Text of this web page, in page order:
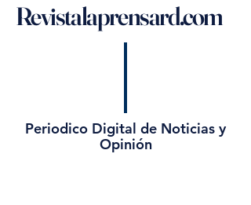
Revistalaprensard.com
Periodico Digital de Noticias y
Opinión